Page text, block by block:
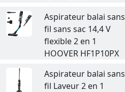
Aspirateur balai sans
fil sans sac 14,4 V
flexible 2 en 1
HOOVER HF1P10PX
Aspirateur balai sans
fil Laveur 2 en 1